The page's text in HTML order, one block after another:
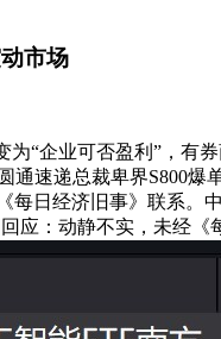
市场
企业可否盈利”，有
通速递总裁卑界S800
日经济旧事》联系。
应：动静不实，未经《